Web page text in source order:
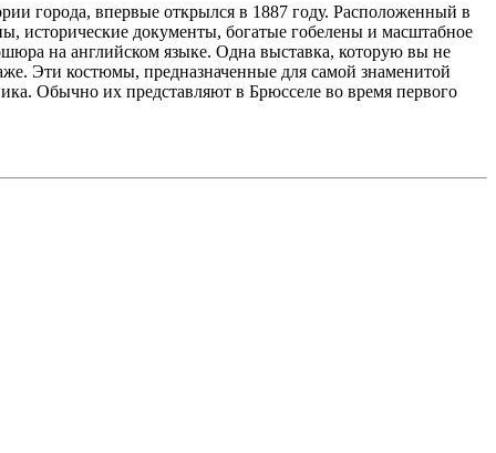
города, впервые открылся в 1887 году. Расположенный в
исторические документы, богатые гобелены и масштабное
на английском языке. Одна выставка, которую вы не
Эти костюмы, предназначенные для самой знаменитой
Обычно их представляют в Брюсселе во время первого